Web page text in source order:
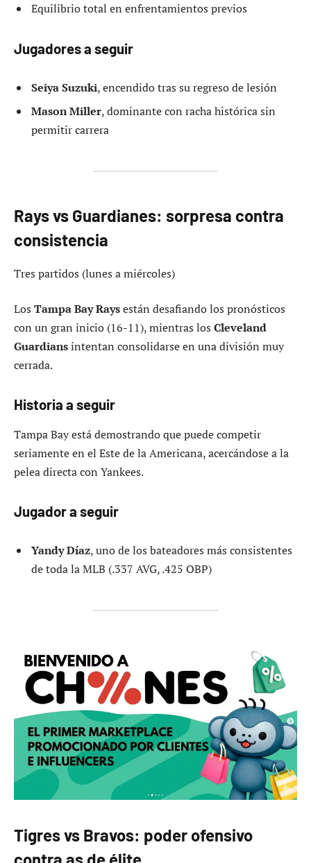
Equilibrio total en enfrentamientos previos
Jugadores a seguir
Seiya Suzuki, encendido tras su regreso de lesión
Mason Miller, dominante con racha histórica sin
permitir carrera
Rays vs Guardianes: sorpresa contra
consistencia
Tres partidos (lunes a miércoles)
Los Tampa Bay Raysestán desafiando los pronósticos
con un gran inicio (16-11), mientras los Cleveland
Guardiansintentan consolidarse en una división muy
cerrada.
Historia a seguir
Tampa Bay está demostrando que puede competir
seriamente en el Este de la Americana, acercándose a la
pelea directa con Yankees.
Jugador a seguir
Yandy Díaz, uno de los bateadores más consistentes
de toda la MLB (.337 AVG, .425 OBP)
Tigres vs Bravos: poder ofensivo
contra as de élite